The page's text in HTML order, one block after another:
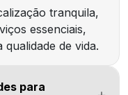
tranquila,
essenciais,
de vida.
para